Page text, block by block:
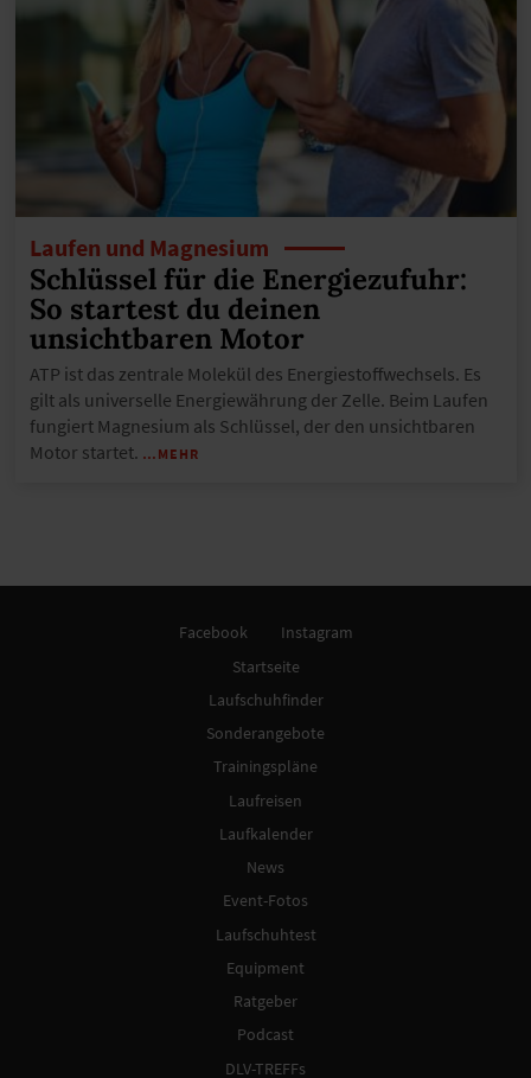
Laufen und Magnesium
Schlüssel für die Energiezufuhr:
So startest du deinen
unsichtbaren Motor
ATP ist das zentrale Molekül des Energiestoffwechsels. Es
gilt als universelle Energiewährung der Zelle. Beim Laufen
fungiert Magnesium als Schlüssel, der den unsichtbaren
Motor startet. …MEHR
Facebook
Instagram
Startseite
Laufschuhfinder
Sonderangebote
Trainingspläne
Laufreisen
Laufkalender
News
Event-Fotos
Laufschuhtest
Equipment
Ratgeber
Podcast
DLV-TREFFs